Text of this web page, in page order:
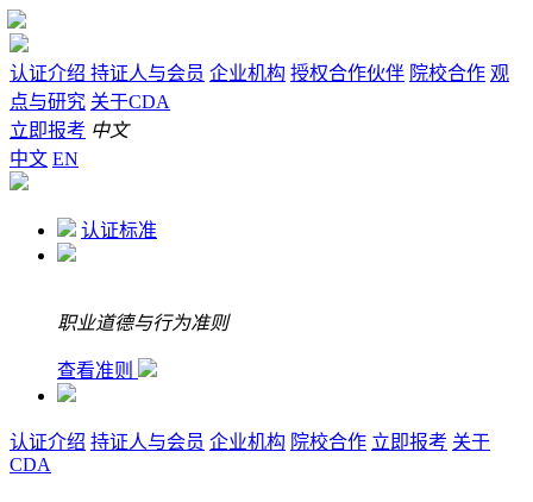
认证介绍 持证人与会员 企业机构 授权合作伙伴 院校合作 观
点与研究 关于CDA
立即报考 中文
中文 EN
认证标准
职业道德与行为准则
查看准则
认证介绍 持证人与会员 企业机构 院校合作 立即报考 关于
CDA